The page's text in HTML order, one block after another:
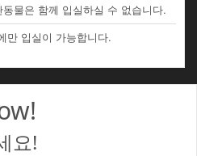
물은 함께 입실하실 수 없습니다.
만 입실이 가능합니다.
요!